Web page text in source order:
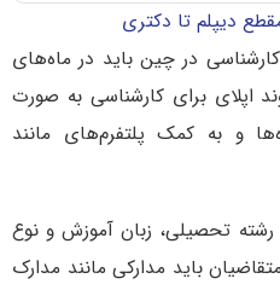
دیپلم تا دکتری
در چین باید در ماه‌های
اپلای برای کارشناسی به صورت
و به کمک پلتفرم‌های مانند
تحصیلی، زبان آموزش و نوع
باید مدارکی مانند مدارک